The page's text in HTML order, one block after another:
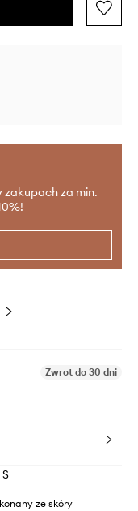
zakupach za min.
Zwrot do 30 dni
ze skóry